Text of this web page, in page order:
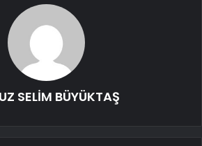
SELİM BÜYÜKTAŞ